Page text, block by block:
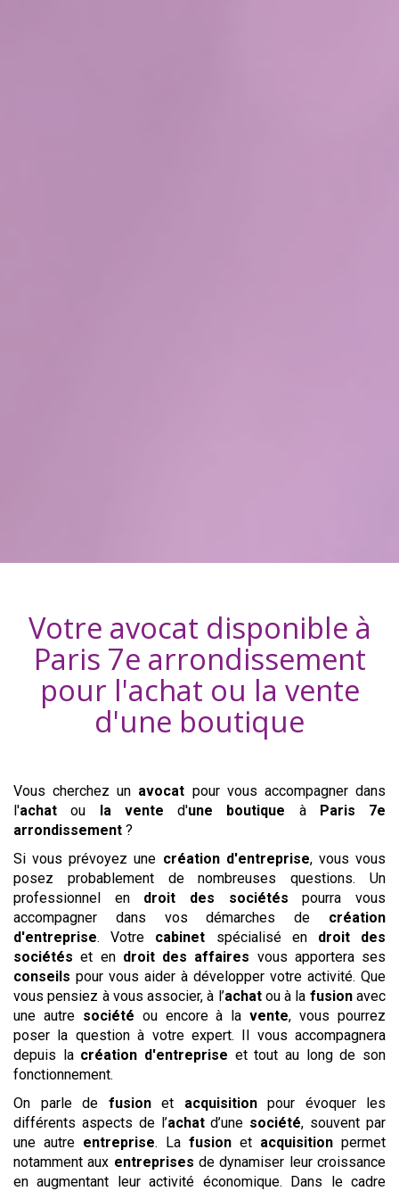
Votre avocat disponible à
Paris 7e arrondissement
pour l'achat ou la vente
d'une boutique
Vous cherchez un avocat pour vous accompagner dans
l'achatou la vente d'une boutique à Paris 7e
arrondissement ?
Si vous prévoyez une création d'entreprise, vous vous
posez probablement de nombreuses questions. Un
professionnel en droit des sociétés pourra vous
accompagner dans vos démarches de création
d'entreprise. Votre cabinet spécialisé en droit des
sociétés et en droit des affaires vous apportera ses
conseils pour vous aider à développer votre activité. Que
vous pensiez à vous associer, à l’achatou à la fusionavec
une autre société ou encore à lavente, vous pourrez
poser la question à votre expert. Il vous accompagnera
depuis la création d'entreprise et tout au long de son
fonctionnement.
On parle de fusionet acquisitionpour évoquer les
différents aspects de l’achatd’une société, souvent par
une autre entreprise. La fusion et acquisition permet
notamment aux entreprises de dynamiser leur croissance
en augmentant leur activité économique. Dans le cadre